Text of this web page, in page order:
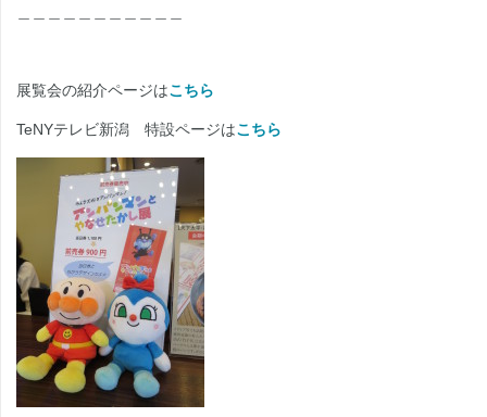
展覧会の紹介ページはこちら
TeNYテレビ新潟 特設ページはこちら